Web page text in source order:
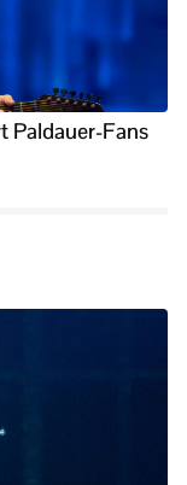
Paldauer-Fans